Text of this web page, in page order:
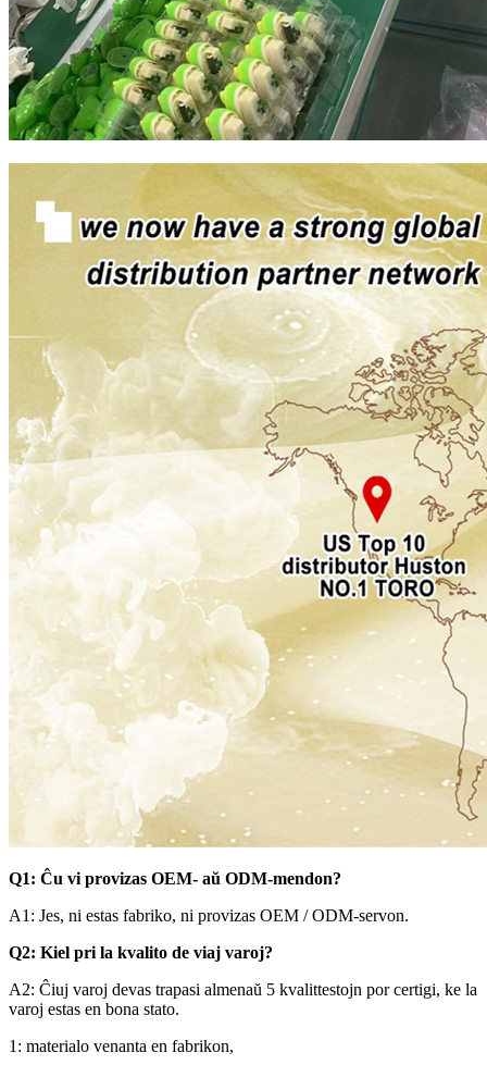
Q1: Ĉu vi provizas OEM- aŭ ODM-mendon?
A1: Jes, ni estas fabriko, ni provizas OEM / ODM-servon.
Q2: Kiel pri la kvalito de viaj varoj?
A2: Ĉiuj varoj devas trapasi almenaŭ 5 kvalittestojn por certigi, ke la
varoj estas en bona stato.
1: materialo venanta en fabrikon,